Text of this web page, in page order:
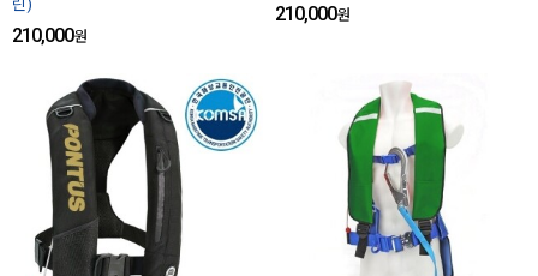
린)
210,000원
210,000원